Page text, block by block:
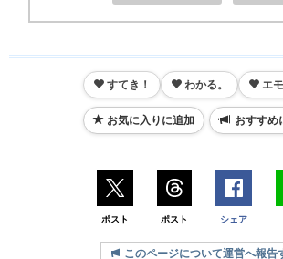
すてき！ わかる。 エ
お気に入りに追加 おすすめ
ポスト ポスト シェア
このページについて運営へ報告